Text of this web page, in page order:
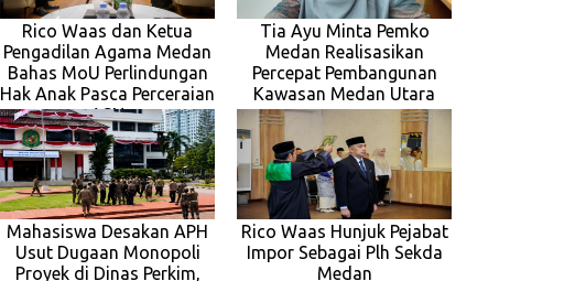
Rico Waas dan Ketua
Pengadilan Agama Medan
Bahas MoU Perlindungan
Hak Anak Pasca Perceraian
ASN
Tia Ayu Minta Pemko
Medan Realisasikan
Percepat Pembangunan
Kawasan Medan Utara
Mahasiswa Desakan APH
Usut Dugaan Monopoli
Proyek di Dinas Perkim,
Rico Waas Hunjuk Pejabat
Impor Sebagai Plh Sekda
Medan